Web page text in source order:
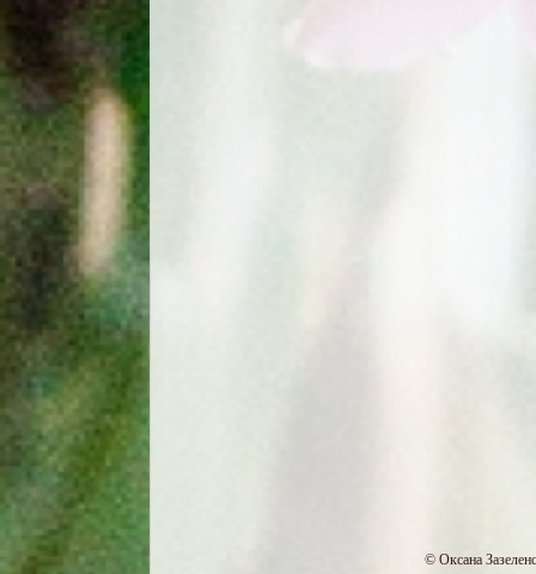
© Оксана